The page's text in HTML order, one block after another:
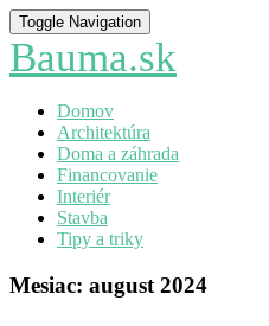
Toggle Navigation
Bauma.sk
Domov
Architektúra
Doma a záhrada
Financovanie
Interiér
Stavba
Tipy a triky
Mesiac: august 2024